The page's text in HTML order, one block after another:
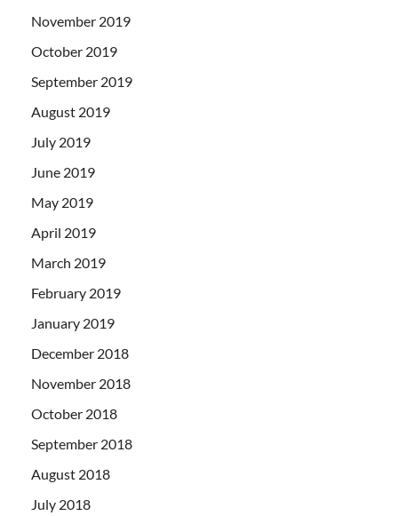
November 2019
October 2019
September 2019
August 2019
July 2019
June 2019
May 2019
April 2019
March 2019
February 2019
January 2019
December 2018
November 2018
October 2018
September 2018
August 2018
July 2018